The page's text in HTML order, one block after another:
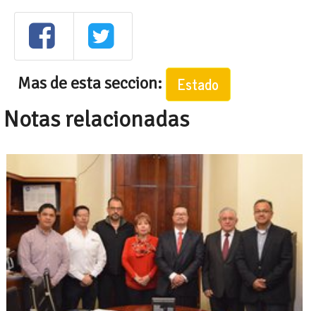
Mas de esta seccion: Estado
Notas relacionadas